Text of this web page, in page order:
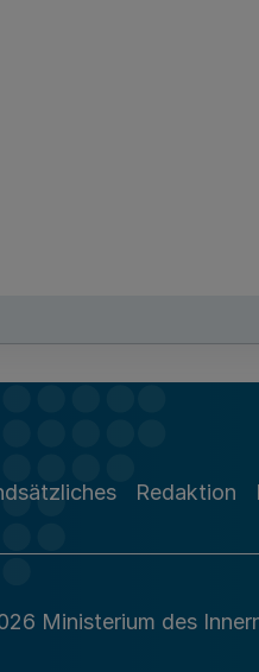
Redaktion
Ministerium des